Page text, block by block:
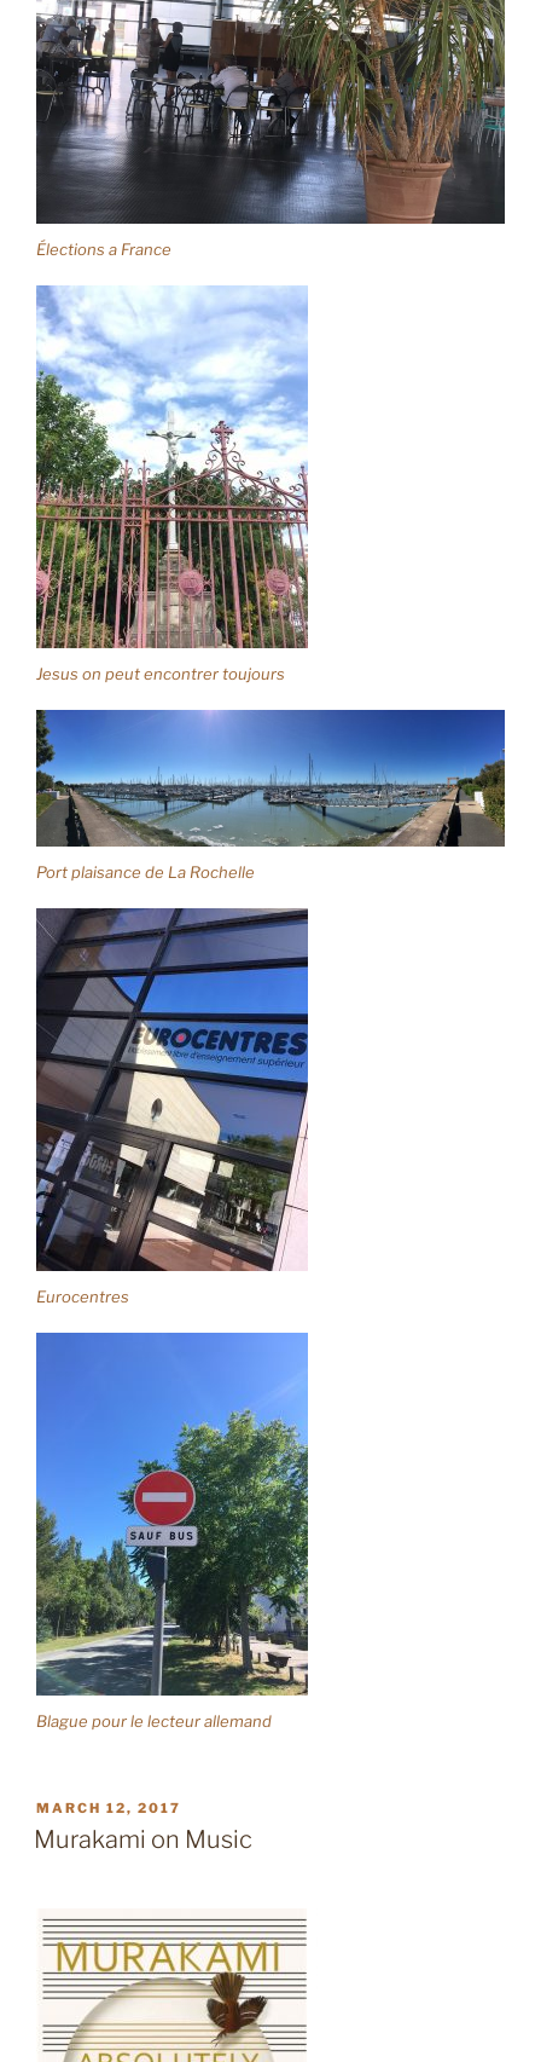
Élections a France
Jesus on peut encontrer toujours
Port plaisance de La Rochelle
Eurocentres
Blague pour le lecteur allemand
POSTED
ON
MARCH 12, 2017
Murakami on Music